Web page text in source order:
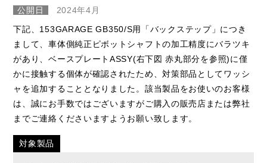
公開日
2024年4月
下記、153GARAGE GB350/S用「バックステップ」につき
まして、車体側純正ピボットシャフトの加工精度にバラツキ
があり、ベースプレートASSY(右下図 赤丸部分を参照)に僅
かに接触する個体が確認されたため、対策部品としてワッシ
ャを追加することとなりました。該当製品をお使いのお客様
は、誠にお手数ではございますがご購入の販売店または弊社
までご連絡くださいますようお願い致します。
対象製品